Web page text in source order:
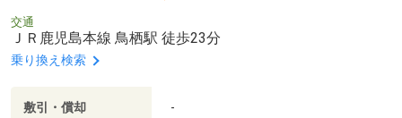
交通
ＪＲ鹿児島本線 鳥栖駅 徒歩23分
乗り換え検索
敷引・償却 -